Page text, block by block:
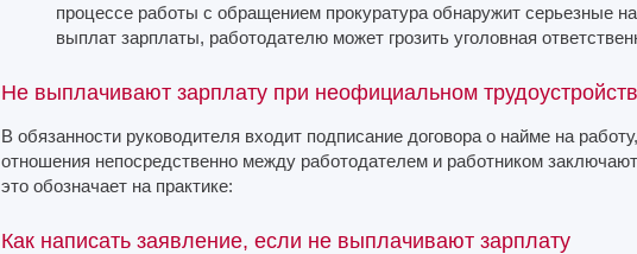
процессе работы с обращением прокуратура обнаружит серьезные
выплат зарплаты, работодателю может грозить уголовная
Не выплачивают зарплату при неофициальном
В обязанности руководителя входит подписание договора о найме на
отношения непосредственно между работодателем и работником
это обозначает на практике:
Как написать заявление, если не выплачивают зарплату